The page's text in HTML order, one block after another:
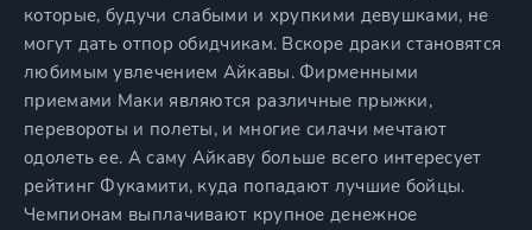
которые, будучи слабыми и хрупкими девушками, не
могут дать отпор обидчикам. Вскоре драки становятся
любимым увлечением Айкавы. Фирменными
приемами Маки являются различные прыжки,
перевороты и полеты, и многие силачи мечтают
одолеть ее. А саму Айкаву больше всего интересует
рейтинг Фукамити, куда попадают лучшие бойцы.
Чемпионам выплачивают крупное денежное